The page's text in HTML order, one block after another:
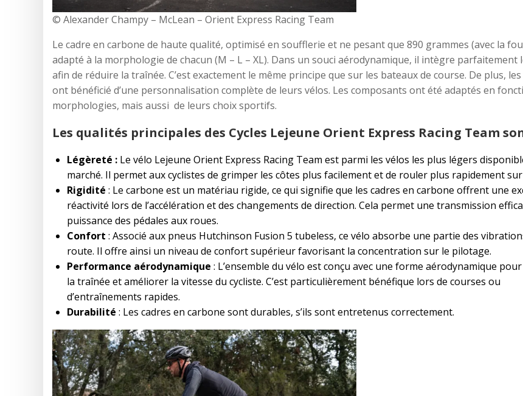
© Alexander Champy – McLean – Orient Express Racing Team
Le cadre en carbone de haute qualité, optimisé en soufflerie et ne pesant que 890 grammes (avec la
adapté à la morphologie de chacun (M – L – XL). Dans un souci aérodynamique, il intègre parfaitement
afin de réduire la traînée. C’est exactement le même principe que sur les bateaux de course. De plus,
ont bénéficié d’une personnalisation complète de leurs vélos. Les composants ont été adaptés en
morphologies, mais aussi de leurs choix sportifs.
Les qualités principales des Cycles Lejeune Orient Express Racing Team
Légèreté : Le vélo Lejeune Orient Express Racing Team est parmi les vélos les plus légers
marché. Il permet aux cyclistes de grimper les côtes plus facilement et de rouler plus rapidement
Rigidité : Le carbone est un matériau rigide, ce qui signifie que les cadres en carbone offrent une
réactivité lors de l’accélération et des changements de direction. Cela permet une transmission
puissance des pédales aux roues.
Confort : Associé aux pneus Hutchinson Fusion 5 tubeless, ce vélo absorbe une partie des
route. Il offre ainsi un niveau de confort supérieur favorisant la concentration sur le pilotage.
Performance aérodynamique : L’ensemble du vélo est conçu avec une forme aérodynamique
la traînée et améliorer la vitesse du cycliste. C’est particulièrement bénéfique lors de courses ou
d’entraînements rapides.
Durabilité : Les cadres en carbone sont durables, s’ils sont entretenus correctement.